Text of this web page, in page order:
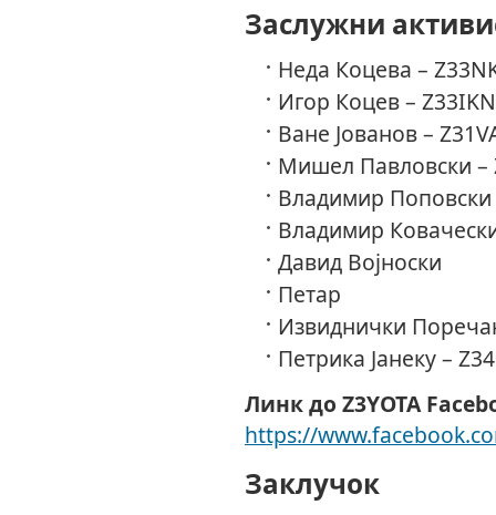
Заслужни
Неда Коцева –
Игор Коцев – Z33IKN
Ване Јованов –
Мишел Павловски –
Владимир Поповски
Владимир
Давид Војноски
Петар
Извиднички
Петрика Јанеку –
Линк до Z3YOTA
https://
Заклучок